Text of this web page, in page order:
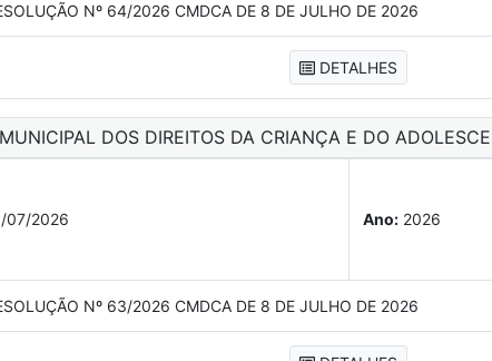
Nº 64/2026 CMDCA DE 8 DE JULHO DE 2026
DETALHES
MUNICIPAL DOS DIREITOS DA CRIANÇA E DO
07/2026 Ano: 2026
Nº 63/2026 CMDCA DE 8 DE JULHO DE 2026